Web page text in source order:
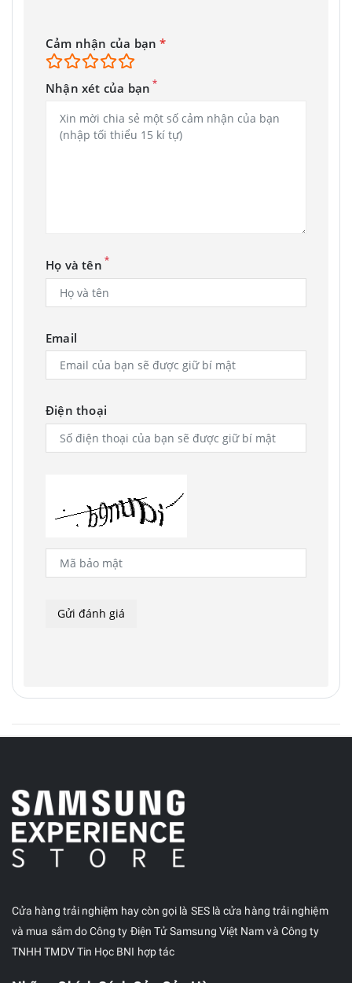
Cảm nhận của bạn*
Nhận xét của bạn *
Họ và tên *
Email
Điện thoại
Cửa hàng trải nghiệm hay còn gọi là SES là cửa hàng trải nghiệm
và mua sắm do Công ty Điện Tử Samsung Việt Nam và Công ty
TNHH TMDV Tin Học BNI hợp tác